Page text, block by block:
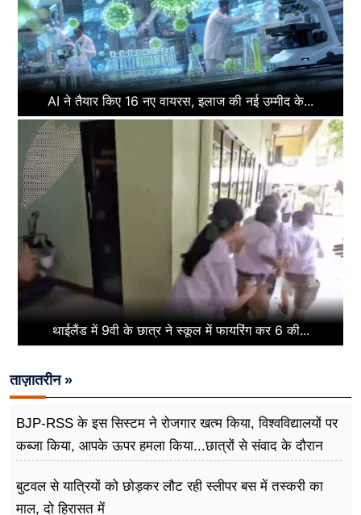
AI ने तैयार किए 16 नए वायरस, इलाज की नई उम्मीद के...
थाईलैंड में 9वी के छात्र ने स्कूल में फायरिंग कर 6 की...
ताज़ातरीन »
BJP-RSS के इस सिस्टम ने रोजगार खत्म किया, विश्वविद्यालयों पर
कब्जा किया, आपके ऊपर हमला किया...छात्रों से संवाद के दौरान
बुटवल से यात्रियों को छोड़कर लौट रही स्लीपर बस में तस्करी का
माल, दो हिरासत में